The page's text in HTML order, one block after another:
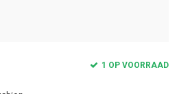
1 OP VOORRAAD